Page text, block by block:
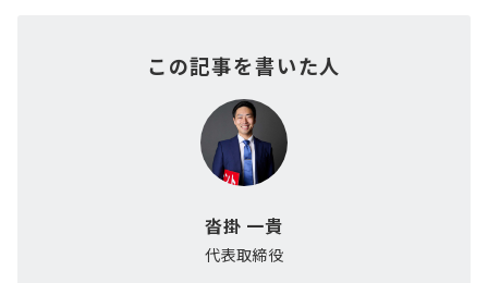
この記事を書いた人
沓掛 一貴
代表取締役